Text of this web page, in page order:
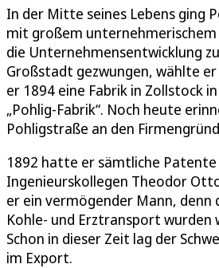
In der Mitte seines Lebens ging
mit großem unternehmerischem
die Unternehmensentwicklung
Großstadt gezwungen, wählte er
er 1894 eine Fabrik in Zollstock
„Pohlig-Fabrik“. Noch heute
Pohligstraße an den
1892 hatte er sämtliche Patente
Ingenieurskollegen Theodor
er ein vermögender Mann, denn
Kohle- und Erztransport wurden
Schon in dieser Zeit lag der
im Export.